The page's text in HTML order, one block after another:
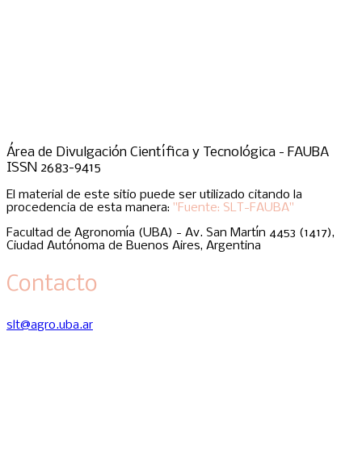
Área de Divulgación Científica y Tecnológica - FAUBA
ISSN 2683-9415
El material de este sitio puede ser utilizado citando la
procedencia de esta manera: "Fuente: SLT-FAUBA"
Facultad de Agronomía (UBA) - Av. San Martín 4453 (1417),
Ciudad Autónoma de Buenos Aires, Argentina
Contacto
slt@agro.uba.ar